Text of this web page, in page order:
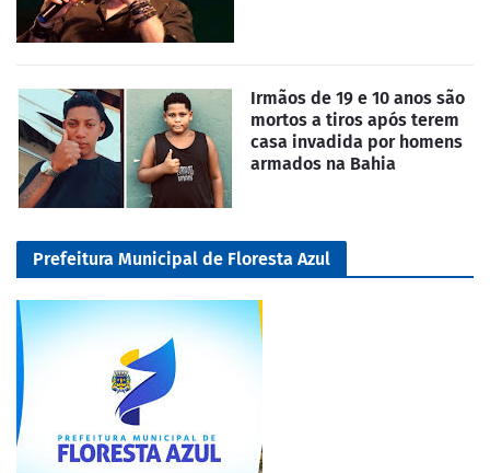
Irmãos de 19 e 10 anos são
mortos a tiros após terem
casa invadida por homens
armados na Bahia
Prefeitura Municipal de Floresta Azul